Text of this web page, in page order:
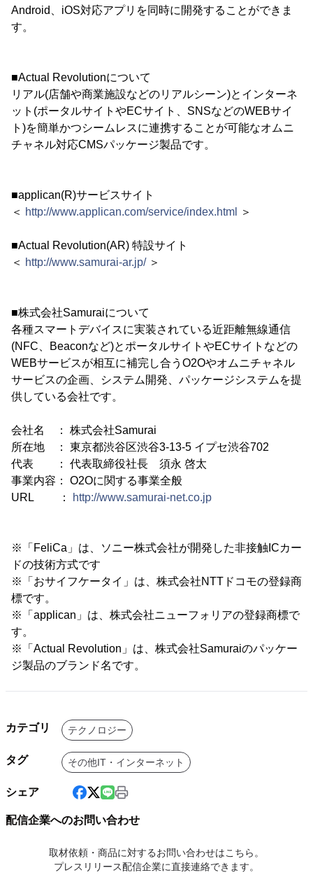
Android、iOS対応アプリを同時に開発することができま
す。
■Actual Revolutionについて
リアル(店舗や商業施設などのリアルシーン)とインターネ
ット(ポータルサイトやECサイト、SNSなどのWEBサイ
ト)を簡単かつシームレスに連携することが可能なオムニ
チャネル対応CMSパッケージ製品です。
■applican(R)サービスサイト
＜ http://www.applican.com/service/index.html ＞
■Actual Revolution(AR) 特設サイト
＜ http://www.samurai-ar.jp/＞
■株式会社Samuraiについて
各種スマートデバイスに実装されている近距離無線通信
(NFC、Beaconなど)とポータルサイトやECサイトなどの
WEBサービスが相互に補完し合うO2Oやオムニチャネル
サービスの企画、システム開発、パッケージシステムを提
供している会社です。
会社名 ： 株式会社Samurai
所在地 ： 東京都渋谷区渋谷3-13-5 イプセ渋谷702
代表 ： 代表取締役社長 須永 啓太
事業内容： O2Oに関する事業全般
URL ：
http://www.samurai-net.co.jp
※「FeliCa」は、ソニー株式会社が開発した非接触ICカー
ドの技術方式です
※「おサイフケータイ」は、株式会社NTTドコモの登録商
標です。
※「applican」は、株式会社ニューフォリアの登録商標で
す。
※「Actual Revolution」は、株式会社Samuraiのパッケー
ジ製品のブランド名です。
カテゴリ テクノロジー
タグ その他IT・インターネット
シェア
配信企業へのお問い合わせ
取材依頼・商品に対するお問い合わせはこちら。
プレスリリース配信企業に直接連絡できます。